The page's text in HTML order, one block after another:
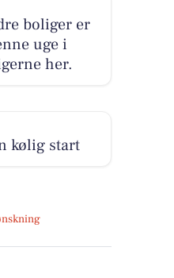
boliger er
uge i
her.
kølig start